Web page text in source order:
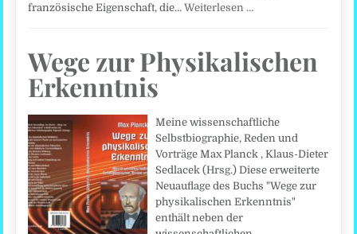
französische Eigenschaft, die…Weiterlesen …
Wege zur Physikalischen
Erkenntnis
Meine wissenschaftliche
Selbstbiographie, Reden und
Vorträge Max Planck , Klaus-Dieter
Sedlacek (Hrsg.) Diese erweiterte
Neuauflage des Buchs "Wege zur
physikalischen Erkenntnis"
enthält neben der